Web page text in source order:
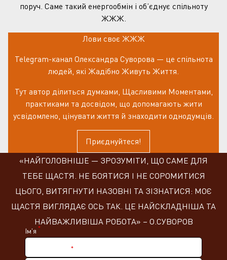
поруч. Саме такий енергообмін і об’єднує спільноту
ЖЖЖ.
Лови своє ЖЖЖ
Telegram-канал Олександра Суворова — це спільнота
людей, які Жадібно Живуть Життя.
Тут автор ділиться думками, Щасливими Моментами,
практиками та досвідом, що допомагають жити
усвідомлено, цінувати життя й знаходити однодумців.
Приєднуйтеся!
«НАЙГОЛОВНІШЕ — ЗРОЗУМІТИ, ЩО САМЕ ДЛЯ
ТЕБЕ ЩАСТЯ. НЕ БОЯТИСЯ І НЕ СОРОМИТИСЯ
ЦЬОГО, ВИТЯГНУТИ НАЗОВНІ ТА ЗІЗНАТИСЯ: МОЄ
ЩАСТЯ ВИГЛЯДАЄ ОСЬ ТАК. ЦЕ НАЙСКЛАДНІША ТА
НАЙВАЖЛИВІША РОБОТА» – О.СУВОРОВ
Ім'я *
*